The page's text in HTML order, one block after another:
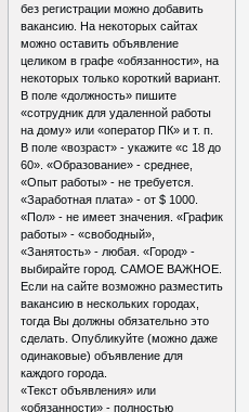
без регистрации можно добавить
вакансию. На некоторых сайтах
можно оставить объявление
целиком в графе «обязанности», на
некоторых только короткий вариант.
В поле «должность» пишите
«сотрудник для удаленной работы
на дому» или «оператор ПК» и т. п.
В поле «возраст» - укажите «с 18 до
60». «Образование» - среднее,
«Опыт работы» - не требуется.
«Заработная плата» - от $ 1000.
«Пол» - не имеет значения. «График
работы» - «свободный»,
«Занятость» - любая. «Город» -
выбирайте город. САМОЕ ВАЖНОЕ.
Если на сайте возможно разместить
вакансию в нескольких городах,
тогда Вы должны обязательно это
сделать. Опубликуйте (можно даже
одинаковые) объявление для
каждого города.
«Текст объявления» или
«обязанности» - полностью